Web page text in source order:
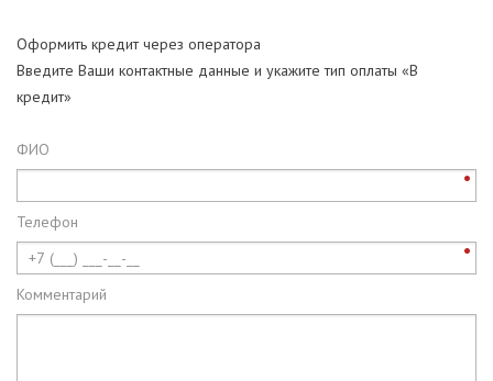
Оформить кредит через оператора
Введите Ваши контактные данные и укажите тип оплаты «В
кредит»
ФИО
Телефон
Комментарий